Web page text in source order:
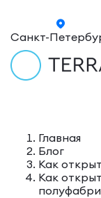
Санкт-
Главная
Блог
Как
Как